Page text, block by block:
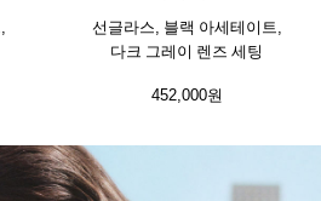
선글라스, 블랙 아세테이트,
다크 그레이 렌즈 세팅
452,000원